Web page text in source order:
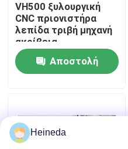
Ειδήσεις
Ζητήστε ένα απόσπασμα
CNC πριόνια ζωνών
VH500 ξυλουργική
CNC πριονιστήρα
λεπίδα τριβή μηχανή
ακρίβεια
Αποστολή
Heineda